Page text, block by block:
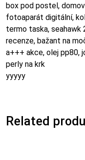
box pod postel,
fotoaparát digitální,
termo taska, seahawk
recenze, bažant na
a+++ akce, olej pp80,
perly na krk
yyyyy
Related